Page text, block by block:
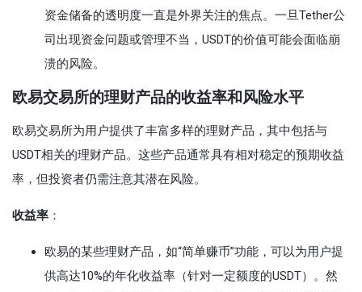
资金储备的透明度一直是外界关注的焦点。一旦Tether公
司出现资金问题或管理不当，USDT的价值可能会面临崩
溃的风险。
欧易交易所的理财产品的收益率和风险水平
欧易交易所为用户提供了丰富多样的理财产品，其中包括与
USDT相关的理财产品。这些产品通常具有相对稳定的预期收益
率，但投资者仍需注意其潜在风险。
收益率 ：
欧易的某些理财产品，如“简单赚币”功能，可以为用户提
供高达10%的年化收益率（针对一定额度的USDT）。然